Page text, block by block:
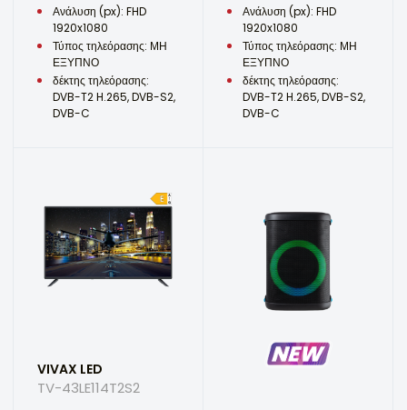
Ανάλυση (px): FHD
1920x1080
Τύπος τηλεόρασης: ΜΗ
ΕΞΥΠΝΟ
δέκτης τηλεόρασης:
DVB-T2 H.265, DVB-S2,
DVB-C
Ανάλυση (px): FHD
1920x1080
Τύπος τηλεόρασης: ΜΗ
ΕΞΥΠΝΟ
δέκτης τηλεόρασης:
DVB-T2 H.265, DVB-S2,
DVB-C
VIVAX LED
TV-43LE114T2S2